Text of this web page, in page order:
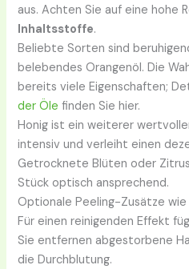
aus. Achten Sie auf eine hohe
Inhaltsstoffe.
Beliebte Sorten sind
belebendes Orangenöl. Die
bereits viele Eigenschaften;
der Öle finden Sie hier.
Honig ist ein weiterer
intensiv und verleiht einen
Getrocknete Blüten oder
Stück optisch ansprechend.
Optionale Peeling-Zusätze
Für einen reinigenden Effekt
Sie entfernen abgestorbene
die Durchblutung.